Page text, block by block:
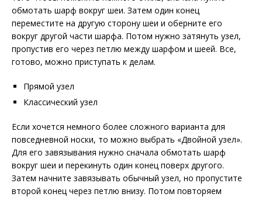
обмотать шарф вокруг шеи. Затем один конец
переместите на другую сторону шеи и оберните его
вокруг другой части шарфа. Потом нужно затянуть узел,
пропустив его через петлю между шарфом и шеей. Все,
готово, можно приступать к делам.
Прямой узел
Классический узел
Если хочется немного более сложного варианта для
повседневной носки, то можно выбрать «Двойной узел».
Для его завязывания нужно сначала обмотать шарф
вокруг шеи и перекинуть один конец поверх другого.
Затем начните завязывать обычный узел, но пропустите
второй конец через петлю внизу. Потом повторяем